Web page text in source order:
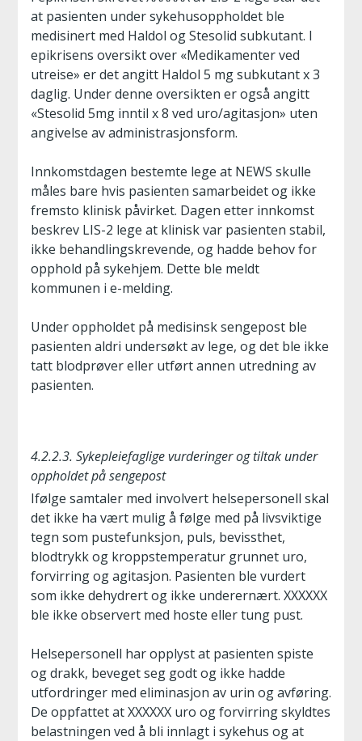
at pasienten under sykehusoppholdet ble
medisinert med Haldol og Stesolid subkutant. I
epikrisens oversikt over «Medikamenter ved
utreise» er det angitt Haldol 5 mg subkutant x 3
daglig. Under denne oversikten er også angitt
«Stesolid 5mg inntil x 8 ved uro/agitasjon» uten
angivelse av administrasjonsform.
Innkomstdagen bestemte lege at NEWS skulle
måles bare hvis pasienten samarbeidet og ikke
fremsto klinisk påvirket. Dagen etter innkomst
beskrev LIS-2 lege at klinisk var pasienten stabil,
ikke behandlingskrevende, og hadde behov for
opphold på sykehjem. Dette ble meldt
kommunen i e-melding.
Under oppholdet på medisinsk sengepost ble
pasienten aldri undersøkt av lege, og det ble ikke
tatt blodprøver eller utført annen utredning av
pasienten.
4.2.2.3. Sykepleiefaglige vurderinger og tiltak under
oppholdet på sengepost
Ifølge samtaler med involvert helsepersonell skal
det ikke ha vært mulig å følge med på livsviktige
tegn som pustefunksjon, puls, bevissthet,
blodtrykk og kroppstemperatur grunnet uro,
forvirring og agitasjon. Pasienten ble vurdert
som ikke dehydrert og ikke underernært. XXXXXX
ble ikke observert med hoste eller tung pust.
Helsepersonell har opplyst at pasienten spiste
og drakk, beveget seg godt og ikke hadde
utfordringer med eliminasjon av urin og avføring.
De oppfattet at XXXXXX uro og forvirring skyldtes
belastningen ved å bli innlagt i sykehus og at